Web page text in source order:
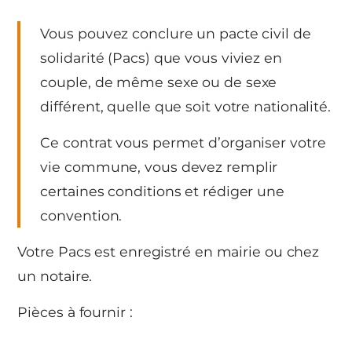
Vous pouvez conclure un pacte civil de
solidarité (Pacs) que vous viviez en
couple, de même sexe ou de sexe
différent, quelle que soit votre nationalité.
Ce contrat vous permet d’organiser votre
vie commune, vous devez remplir
certaines conditions et rédiger une
convention.
Votre Pacs est enregistré en mairie ou chez
un notaire.
Pièces à fournir :